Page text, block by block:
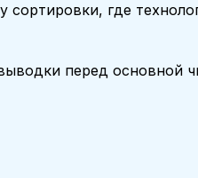
сортировки, где
перед основной